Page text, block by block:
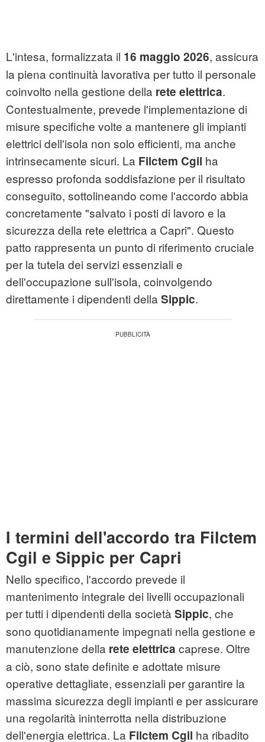
L'intesa, formalizzata il 16 maggio 2026, assicura
la piena continuità lavorativa per tutto il personale
coinvolto nella gestione della rete elettrica.
Contestualmente, prevede l'implementazione di
misure specifiche volte a mantenere gli impianti
elettrici dell'isola non solo efficienti, ma anche
intrinsecamente sicuri. La Filctem Cgil ha
espresso profonda soddisfazione per il risultato
conseguito, sottolineando come l'accordo abbia
concretamente "salvato i posti di lavoro e la
sicurezza della rete elettrica a Capri". Questo
patto rappresenta un punto di riferimento cruciale
per la tutela dei servizi essenziali e
dell'occupazione sull'isola, coinvolgendo
direttamente i dipendenti della Sippic.
I termini dell'accordo tra Filctem
Cgil e Sippic per Capri
Nello specifico, l'accordo prevede il
mantenimento integrale dei livelli occupazionali
per tutti i dipendenti della società Sippic, che
sono quotidianamente impegnati nella gestione e
manutenzione della rete elettrica caprese. Oltre
a ciò, sono state definite e adottate misure
operative dettagliate, essenziali per garantire la
massima sicurezza degli impianti e per assicurare
una regolarità ininterrotta nella distribuzione
dell'energia elettrica. La Filctem Cgil ha ribadito